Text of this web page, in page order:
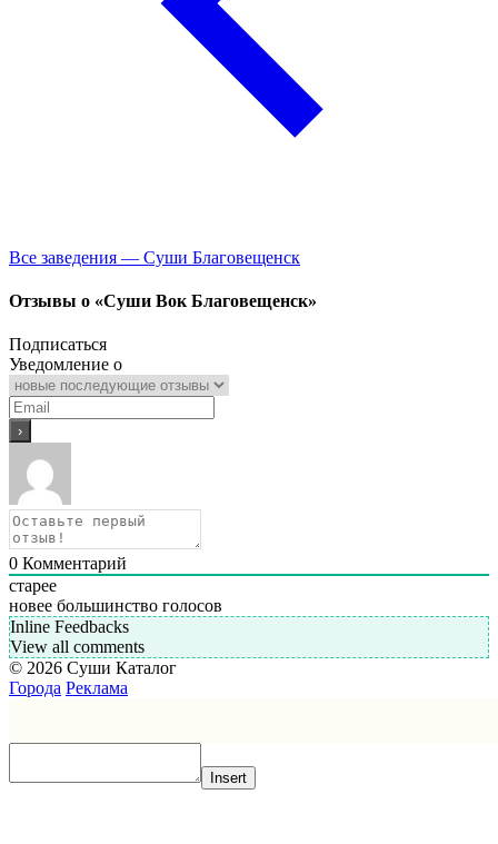
Все заведения — Суши Благовещенск
Отзывы о «Суши Вок Благовещенск»
Подписаться
Уведомление о
0 Комментарий
старее
новее большинство голосов
Inline Feedbacks
View all comments
© 2026 Суши Каталог
Города Реклама
Insert